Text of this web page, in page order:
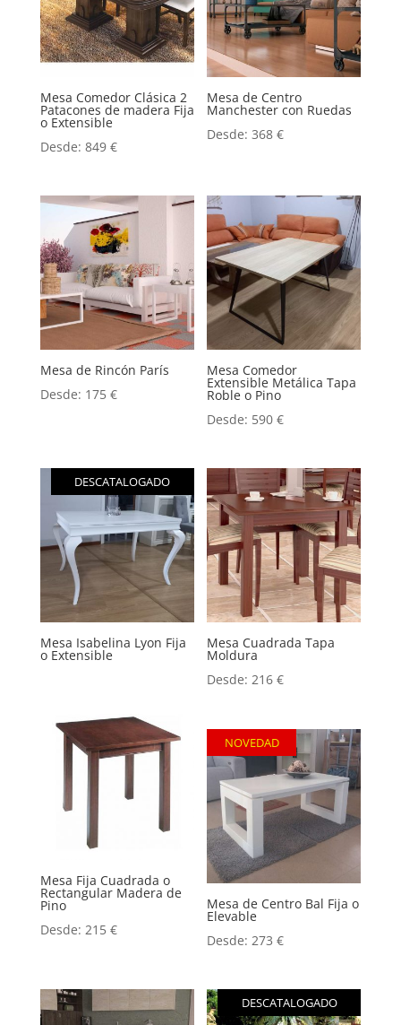
Mesa Comedor Clásica 2
Patacones de madera Fija
o Extensible
Desde: 849 €
Mesa de Centro
Manchester con Ruedas
Desde:368€
Mesa de Rincón París
Desde: 175 €
Mesa Comedor
Extensible Metálica Tapa
Roble o Pino
Desde: 590€
DESCATALOGADO
Mesa Isabelina Lyon Fija
o Extensible
Mesa Cuadrada Tapa
Moldura
Desde:216€
Mesa Fija Cuadrada o
Rectangular Madera de
Pino
Desde: 215 €
NOVEDAD
Mesa de Centro Bal Fija o
Elevable
Desde: 273€
DESCATALOGADO